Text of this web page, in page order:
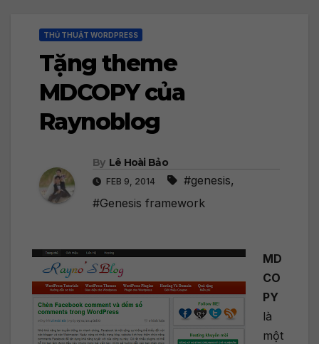
THỦ THUẬT WORDPRESS
Tặng theme
MDCOPY của
Raynoblog
By Lê Hoài Bảo
FEB 9, 2014 #genesis,
#Genesis framework
MD
CO
PY
là
một